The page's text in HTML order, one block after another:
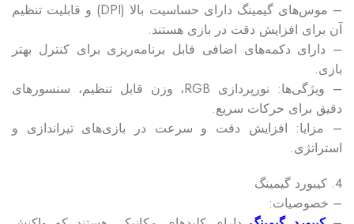
– موس‌های گیمینگ دارای حساسیت بالا (DPI) و قابلیت تنظیم
آن برای افزایش دقت در بازی هستند.
– دارای دکمه‌های اضافی قابل برنامه‌ریزی برای کنترل بهتر
بازی.
– ویژگی‌ها: نورپردازی RGB، وزن قابل تنظیم، سنسورهای
دقیق برای حرکات سریع.
– مزایا: افزایش دقت و سرعت در بازی‌های تیراندازی و
استراتژی.
4. کیبورد گیمینگ
– خصوصیات: